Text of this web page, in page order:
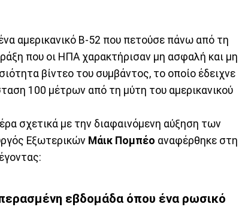
αμερικανικό B-52 που πετούσε πάνω από τη
που οι ΗΠΑ χαρακτήρισαν μη ασφαλή και μη
βίντεο του συμβάντος, το οποίο έδειχνε
100 μέτρων από τη μύτη του αμερικανικού
σχετικά με την διαφαινόμενη αύξηση των
Εξωτερικών Μάικ Πομπέο αναφέρθηκε στη
εβδομάδα όπου ένα ρωσικό